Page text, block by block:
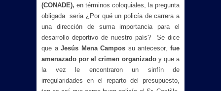
(CONADE), en términos coloquiales, la pregunta
obligada seria ¿Por qué un policía de carrera a
una dirección de suma importancia para el
desarrollo deportivo de nuestro país? Se dice
que a Jesús Mena Campos su antecesor,
fue
amenazado por el crimen organizado y que a
la vez le encontraron un sinfín de
irregularidades en el reparto del presupuesto,